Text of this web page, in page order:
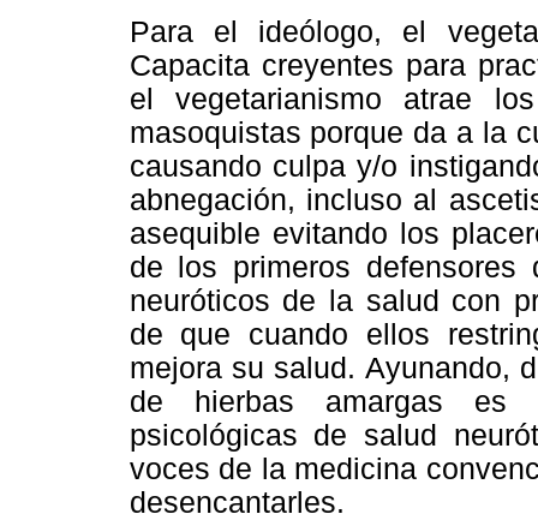
Para el ideólogo, el
Capacita creyentes para
el vegetarianismo atrae
masoquistas porque da a la
causando culpa y/o
abnegación, incluso al
asequible evitando los
de los primeros
neuróticos de la salud con
de que cuando ellos
mejora su salud. Ayunando,
de hierbas amargas es
psicológicas de salud
voces de la medicina
desencantarles.